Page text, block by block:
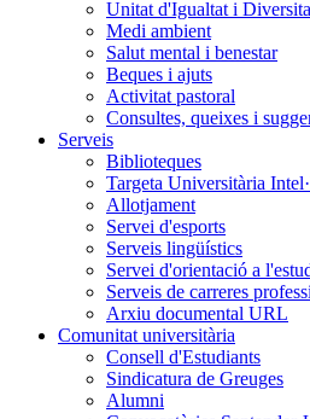
Unitat d'Igualtat i
Medi ambient
Salut mental i benestar
Beques i ajuts
Activitat pastoral
Consultes, queixes i
Serveis
Biblioteques
Targeta Universitària
Allotjament
Servei d'esports
Serveis lingüístics
Servei d'orientació a
Serveis de carreres
Arxiu documental URL
Comunitat universitària
Consell d'Estudiants
Sindicatura de Greuges
Alumni